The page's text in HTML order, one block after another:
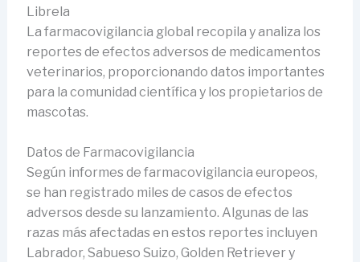
Librela
La farmacovigilancia global recopila y analiza los
reportes de efectos adversos de medicamentos
veterinarios, proporcionando datos importantes
para la comunidad científica y los propietarios de
mascotas.
Datos de Farmacovigilancia
Según informes de farmacovigilancia europeos,
se han registrado miles de casos de efectos
adversos desde su lanzamiento. Algunas de las
razas más afectadas en estos reportes incluyen
Labrador, Sabueso Suizo, Golden Retriever y